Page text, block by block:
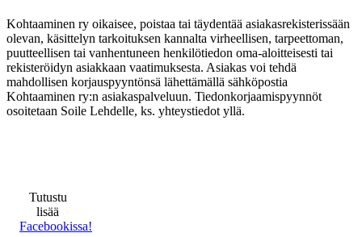
Kohtaaminen ry oikaisee, poistaa tai täydentää asiakasrekisterissään
olevan, käsittelyn tarkoituksen kannalta virheellisen, tarpeettoman,
puutteellisen tai vanhentuneen henkilötiedon oma-aloitteisesti tai
rekisteröidyn asiakkaan vaatimuksesta. Asiakas voi tehdä
mahdollisen korjauspyyntönsä lähettämällä sähköpostia
Kohtaaminen ry:n asiakaspalveluun. Tiedonkorjaamispyynnöt
osoitetaan Soile Lehdelle, ks. yhteystiedot yllä.
Tutustu
lisää
Facebookissa!